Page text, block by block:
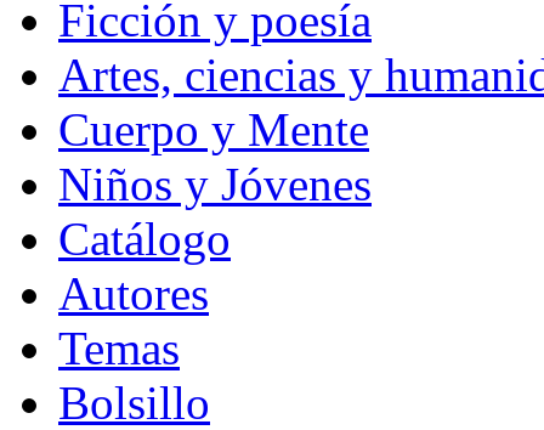
Ficción y poesía
Artes, ciencias y
Cuerpo y Mente
Niños y Jóvenes
Catálogo
Autores
Temas
Bolsillo